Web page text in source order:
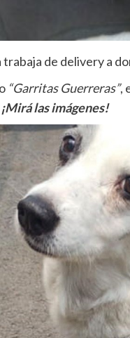
de delivery a
“Garritas Guerreras”,
¡Mirá las imágenes!